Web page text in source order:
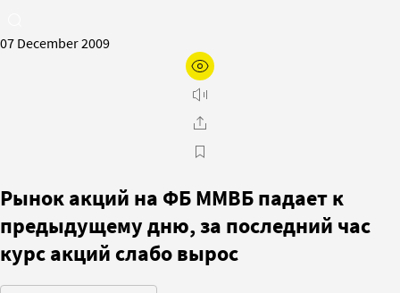
07 December 2009
Рынок акций на ФБ ММВБ падает к
предыдущему дню, за последний час
курс акций слабо вырос